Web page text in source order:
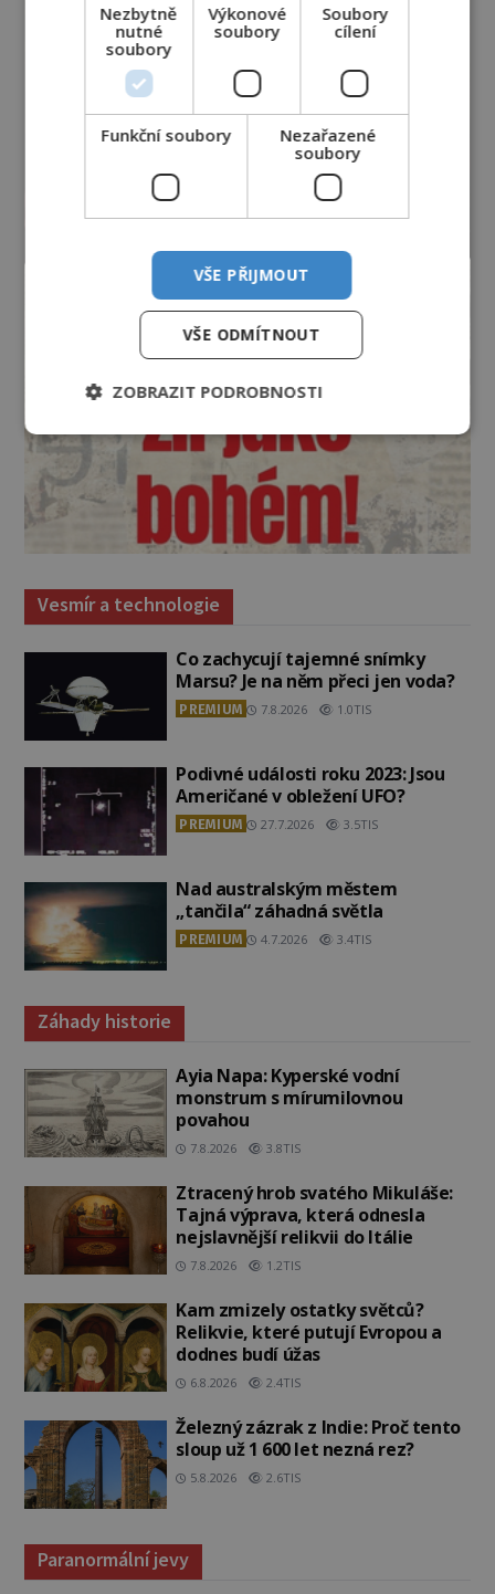
Vesmír a technologie
Co zachycují tajemné snímky
Marsu? Je na něm přeci jen voda?
PREMIUM 7.8.2026 1.0TIS
Podivné události roku 2023: Jsou
Američané v obležení UFO?
PREMIUM 27.7.2026 3.5TIS
Nad australským městem
„tančila“ záhadná světla
PREMIUM 4.7.2026 3.4TIS
Záhady historie
Ayia Napa: Kyperské vodní
monstrum s mírumilovnou
povahou
7.8.2026 3.8TIS
Ztracený hrob svatého Mikuláše:
Tajná výprava, která odnesla
nejslavnější relikvii do Itálie
7.8.2026 1.2TIS
Kam zmizely ostatky světců?
Relikvie, které putují Evropou a
dodnes budí úžas
6.8.2026 2.4TIS
Železný zázrak z Indie: Proč tento
sloup už 1 600 let nezná rez?
5.8.2026 2.6TIS
Paranormální jevy
Nezbytně
nutné
soubory
Výkonové
soubory
Soubory
cílení
Funkční soubory
Nezařazené
soubory
VŠE PŘIJMOUT
VŠE ODMÍTNOUT
ZOBRAZIT PODROBNOSTI